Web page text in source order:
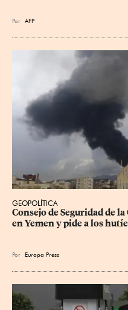
Por AFP
GEOPOLÍTICA
Consejo de Seguridad de
en Yemen y pide a los
Por Europa Press